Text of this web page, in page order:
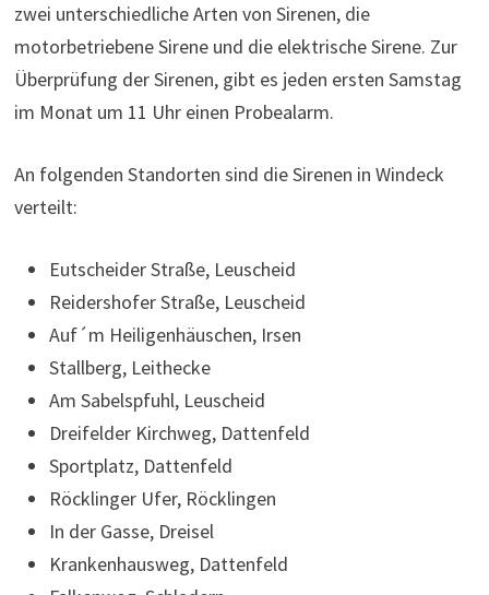
zwei unterschiedliche Arten von Sirenen, die
motorbetriebene Sirene und die elektrische Sirene. Zur
Überprüfung der Sirenen, gibt es jeden ersten Samstag
im Monat um 11 Uhr einen Probealarm.
An folgenden Standorten sind die Sirenen in Windeck
verteilt:
Eutscheider Straße, Leuscheid
Reidershofer Straße, Leuscheid
Auf´m Heiligenhäuschen, Irsen
Stallberg, Leithecke
Am Sabelspfuhl, Leuscheid
Dreifelder Kirchweg, Dattenfeld
Sportplatz, Dattenfeld
Röcklinger Ufer, Röcklingen
In der Gasse, Dreisel
Krankenhausweg, Dattenfeld